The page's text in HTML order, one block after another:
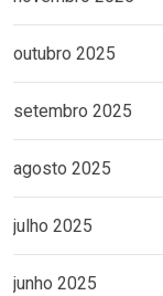
outubro 2025
setembro 2025
agosto 2025
julho 2025
junho 2025